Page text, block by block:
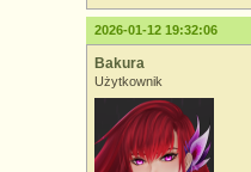
2026-01-12 19:32:06
Bakura
Użytkownik